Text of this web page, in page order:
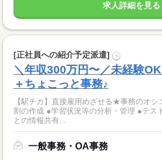
求人詳細を見る
[正社員への紹介予定派遣] ?
＼年収300万円〜／未経験
＋ちょこっと事務♪
【駅チカ】直接雇用めざせる★事務のオシ
割の作成 ●学習状況等の分析・管理 ●テス
との情報共有...
一般事務・OA事務